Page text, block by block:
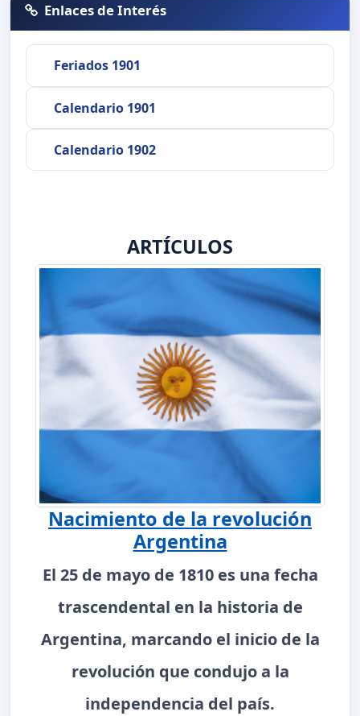
Enlaces de Interés
Feriados 1901
Calendario 1901
Calendario 1902
ARTÍCULOS
Nacimiento de la revolución
Argentina
El 25 de mayo de 1810 es una fecha
trascendental en la historia de
Argentina, marcando el inicio de la
revolución que condujo a la
independencia del país.